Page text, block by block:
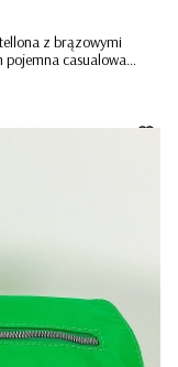
z brązowymi
pojemna casualowa